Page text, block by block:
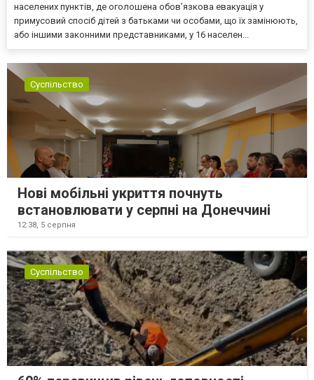
населених пунктів, де оголошена обов’язкова евакуація у
примусовий спосіб дітей з батьками чи особами, що їх замінюють,
або іншими законними представниками, у 16 населен...
Суспільство
Нові мобільні укриття почнуть
встановлювати у серпні на Донеччині
12:38, 5 серпня
Суспільство